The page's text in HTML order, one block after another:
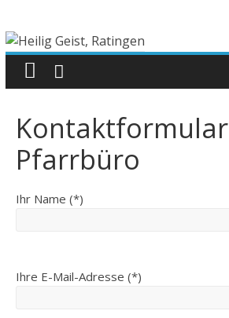
Kontaktformular
Pfarrbüro
Ihr Name (*)
Ihre E-Mail-Adresse (*)